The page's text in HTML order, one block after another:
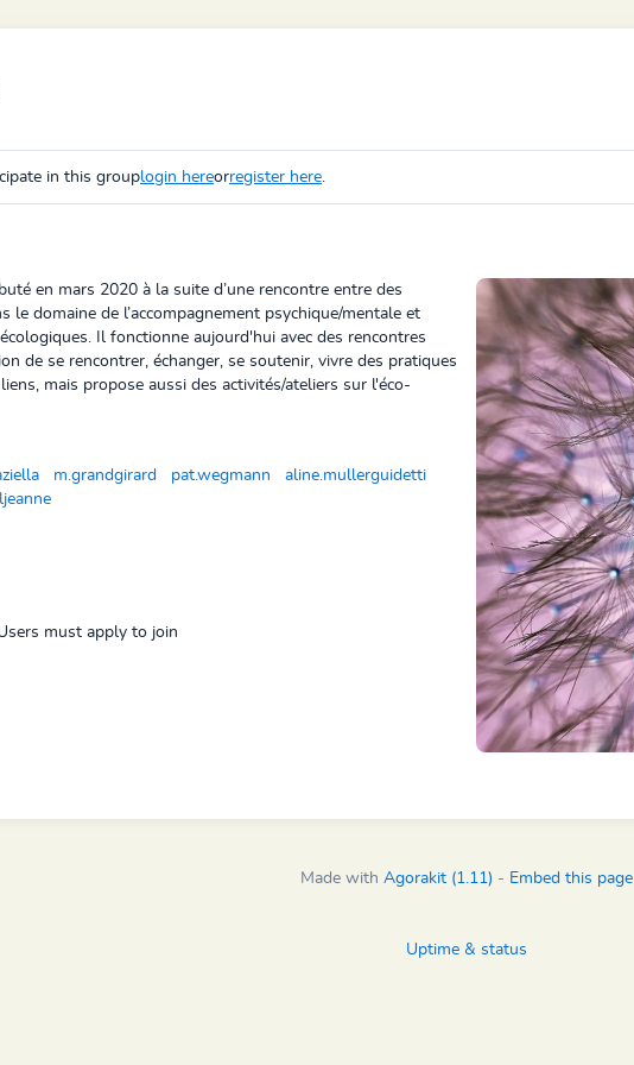
in this grouplogin hereorregister here.
en mars 2020 à la suite d’une rencontre entre des
le domaine de l’accompagnement psychique/mentale et
Il fonctionne aujourd'hui avec des rencontres
de se rencontrer, échanger, se soutenir, vivre des pratiques
mais propose aussi des activités/ateliers sur l'éco-
m.grandgirard pat.wegmann
aline.mullerguidetti
must apply to join
Made with Agorakit (1.11) - Embed this page
Uptime & status